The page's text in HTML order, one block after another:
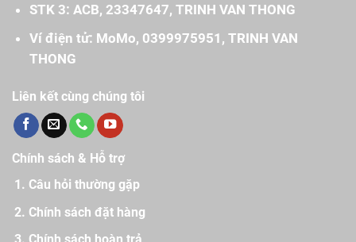
STK 3: ACB, 23347647, TRINH VAN THONG
Ví điện tử: MoMo, 0399975951, TRINH VAN
THONG
Liên kết cùng chúng tôi
Chính sách & Hỗ trợ
Câu hỏi thường gặp
Chính sách đặt hàng